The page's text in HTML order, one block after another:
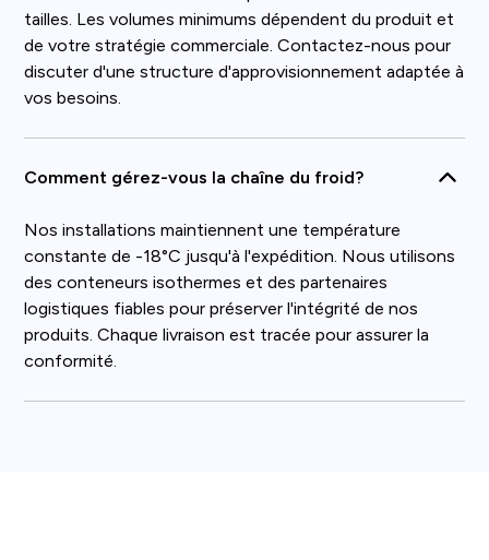
tailles. Les volumes minimums dépendent du produit et
de votre stratégie commerciale. Contactez-nous pour
discuter d'une structure d'approvisionnement adaptée à
vos besoins.
Comment gérez-vous la chaîne du froid?
Nos installations maintiennent une température
constante de -18°C jusqu'à l'expédition. Nous utilisons
des conteneurs isothermes et des partenaires
logistiques fiables pour préserver l'intégrité de nos
produits. Chaque livraison est tracée pour assurer la
conformité.